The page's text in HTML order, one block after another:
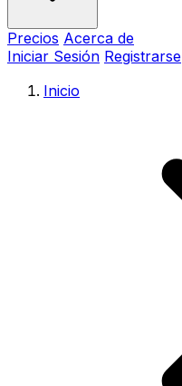
Precios Acerca de
Iniciar Sesión Registrarse
Inicio